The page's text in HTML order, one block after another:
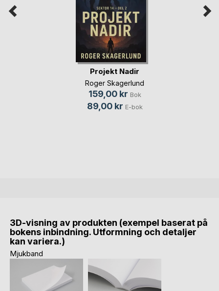
Projekt Nadir
Roger Skagerlund
159,00 kr Bok
89,00 kr E-bok
3D-visning av produkten (exempel baserat på
bokens inbindning. Utformning och detaljer
kan variera.)
Mjukband